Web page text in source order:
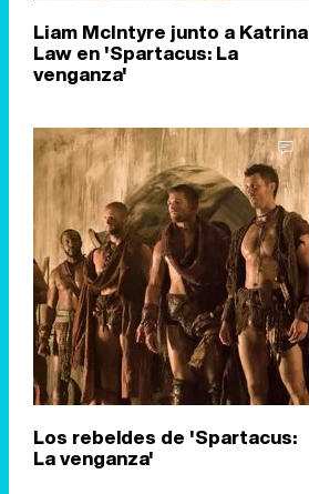
Liam McIntyre junto a Katrina
Law en 'Spartacus: La
venganza'
Los rebeldes de 'Spartacus:
La venganza'